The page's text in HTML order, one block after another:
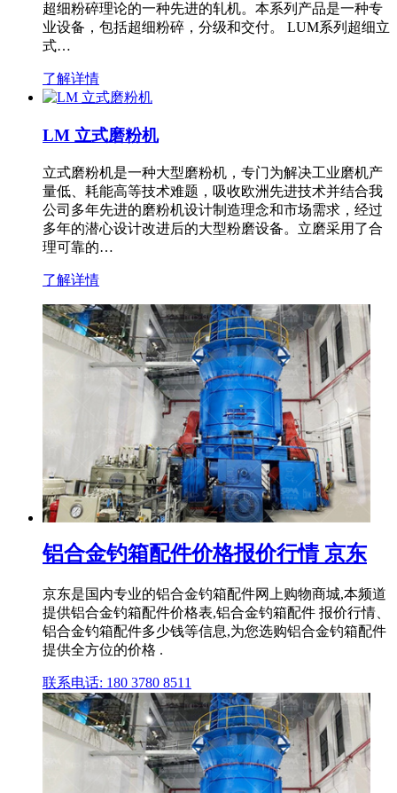
超细粉碎理论的一种先进的轧机。本系列产品是一种专
业设备，包括超细粉碎，分级和交付。 LUM系列超细立
式…
了解详情
LM 立式磨粉机
立式磨粉机是一种大型磨粉机，专门为解决工业磨机产
量低、耗能高等技术难题，吸收欧洲先进技术并结合我
公司多年先进的磨粉机设计制造理念和市场需求，经过
多年的潜心设计改进后的大型粉磨设备。立磨采用了合
理可靠的…
了解详情
铝合金钓箱配件价格报价行情 京东
京东是国内专业的铝合金钓箱配件网上购物商城,本频道
提供铝合金钓箱配件价格表,铝合金钓箱配件 报价行情、
铝合金钓箱配件多少钱等信息,为您选购铝合金钓箱配件
提供全方位的价格 .
联系电话: 180 3780 8511